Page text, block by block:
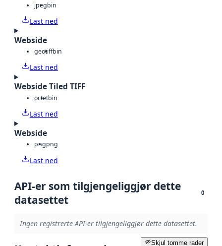
jpegbin
Last ned
Webside
geotiffbin
Last ned
Webside Tiled TIFF
octetbin
Last ned
Webside
pngpng
Last ned
API-er som tilgjengeliggjør dette
datasettet
0
Ingen registrerte API-er tilgjengeliggjør dette datasettet.
Skjul tomme rader